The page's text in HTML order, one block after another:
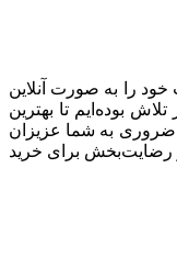
سال 1398 (2017) فعالیت خود را به صورت آنلاین
همواره در تلاش بوده‌ایم تا بهترین
ضروری به شما عزیزان
رضایت‌بخش برای خرید